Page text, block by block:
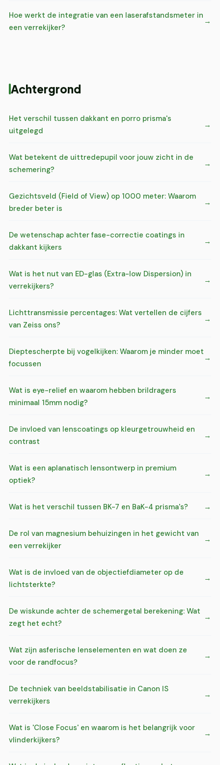
Hoe werkt de integratie van een laserafstandsmeter in
een verrekijker?
Achtergrond
Het verschil tussen dakkant en porro prisma's
uitgelegd
Wat betekent de uittredepupil voor jouw zicht in de
schemering?
Gezichtsveld (Field of View) op 1000 meter: Waarom
breder beter is
De wetenschap achter fase-correctie coatings in
dakkant kijkers
Wat is het nut van ED-glas (Extra-low Dispersion) in
verrekijkers?
Lichttransmissie percentages: Wat vertellen de cijfers
van Zeiss ons?
Dieptescherpte bij vogelkijken: Waarom je minder moet
focussen
Wat is eye-relief en waarom hebben brildragers
minimaal 15mm nodig?
De invloed van lenscoatings op kleurgetrouwheid en
contrast
Wat is een aplanatisch lensontwerp in premium
optiek?
Wat is het verschil tussen BK-7 en BaK-4 prisma's?
De rol van magnesium behuizingen in het gewicht van
een verrekijker
Wat is de invloed van de objectiefdiameter op de
lichtsterkte?
De wiskunde achter de schemergetal berekening: Wat
zegt het echt?
Wat zijn asferische lenselementen en wat doen ze
voor de randfocus?
De techniek van beeldstabilisatie in Canon IS
verrekijkers
Wat is 'Close Focus' en waarom is het belangrijk voor
vlinderkijkers?